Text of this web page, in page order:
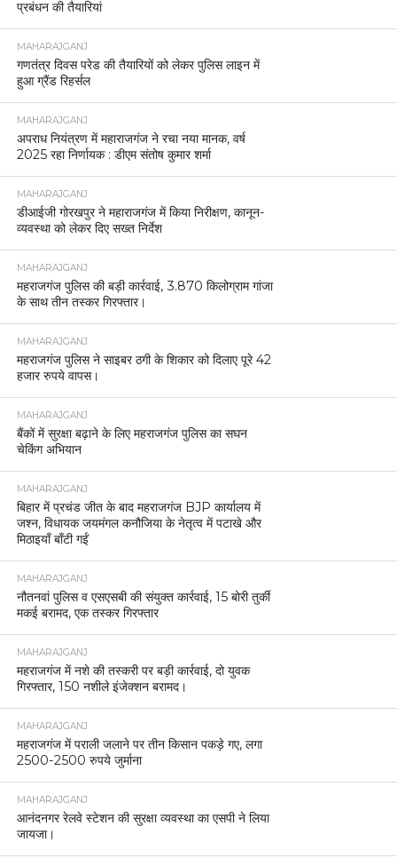
प्रबंधन की तैयारियां
MAHARAJGANJ
गणतंत्र दिवस परेड की तैयारियों को लेकर पुलिस लाइन में
हुआ ग्रैंड रिहर्सल
MAHARAJGANJ
अपराध नियंत्रण में महाराजगंज ने रचा नया मानक, वर्ष
2025 रहा निर्णायक : डीएम संतोष कुमार शर्मा
MAHARAJGANJ
डीआईजी गोरखपुर ने महाराजगंज में किया निरीक्षण, कानून-
व्यवस्था को लेकर दिए सख्त निर्देश
MAHARAJGANJ
महराजगंज पुलिस की बड़ी कार्रवाई, 3.870 किलोग्राम गांजा
के साथ तीन तस्कर गिरफ्तार।
MAHARAJGANJ
महराजगंज पुलिस ने साइबर ठगी के शिकार को दिलाए पूरे 42
हजार रुपये वापस।
MAHARAJGANJ
बैंकों में सुरक्षा बढ़ाने के लिए महराजगंज पुलिस का सघन
चेकिंग अभियान
MAHARAJGANJ
बिहार में प्रचंड जीत के बाद महराजगंज BJP कार्यालय में
जश्न, विधायक जयमंगल कनौजिया के नेतृत्व में पटाखे और
मिठाइयाँ बाँटी गईं
MAHARAJGANJ
नौतनवां पुलिस व एसएसबी की संयुक्त कार्रवाई, 15 बोरी तुर्की
मकई बरामद, एक तस्कर गिरफ्तार
MAHARAJGANJ
महराजगंज में नशे की तस्करी पर बड़ी कार्रवाई, दो युवक
गिरफ्तार, 150 नशीले इंजेक्शन बरामद।
MAHARAJGANJ
महराजगंज में पराली जलाने पर तीन किसान पकड़े गए, लगा
2500-2500 रुपये जुर्माना
MAHARAJGANJ
आनंदनगर रेलवे स्टेशन की सुरक्षा व्यवस्था का एसपी ने लिया
जायजा।